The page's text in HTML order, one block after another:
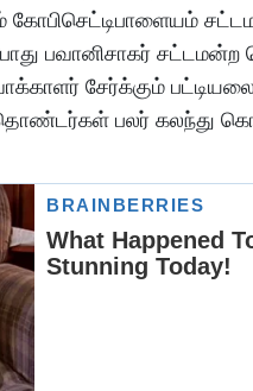
சட்டமன்ற
சேர்க்கும்
தொண்டர்கள் பலர் கலந்து